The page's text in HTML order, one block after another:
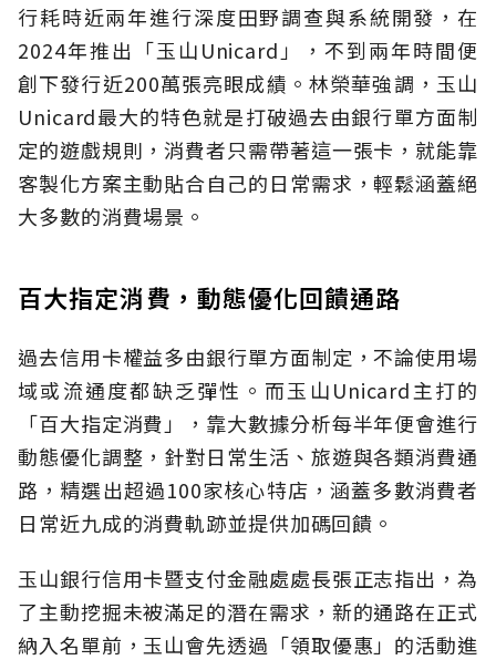
行耗時近兩年進行深度田野調查與系統開發，在
2024年推出「玉山Unicard」，不到兩年時間便
創下發行近200萬張亮眼成績。林榮華強調，玉山
Unicard最大的特色就是打破過去由銀行單方面制
定的遊戲規則，消費者只需帶著這一張卡，就能靠
客製化方案主動貼合自己的日常需求，輕鬆涵蓋絕
大多數的消費場景。
百大指定消費，動態優化回饋通路
過去信用卡權益多由銀行單方面制定，不論使用場
域或流通度都缺乏彈性。而玉山Unicard主打的
「百大指定消費」，靠大數據分析每半年便會進行
動態優化調整，針對日常生活、旅遊與各類消費通
路，精選出超過100家核心特店，涵蓋多數消費者
日常近九成的消費軌跡並提供加碼回饋。
玉山銀行信用卡暨支付金融處處長張正志指出，為
了主動挖掘未被滿足的潛在需求，新的通路在正式
納入名單前，玉山會先透過「領取優惠」的活動進